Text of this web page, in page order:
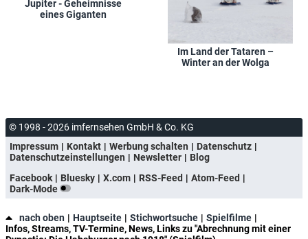
Jupiter - Geheimnisse
eines Giganten
Im Land der Tataren –
Winter an der Wolga
© 1998 - 2026 imfernsehen GmbH & Co. KG
Impressum
Kontakt Werbung schalten
Datenschutz
Datenschutzeinstellungen
Newsletter
Blog
Facebook
Bluesky X.com RSS-Feed
Atom-Feed
Dark-Mode
nach oben Hauptseite Stichwortsuche
Spielfilme
Infos, Streams, TV-Termine, News, Links zu "Abrechnung mit einer